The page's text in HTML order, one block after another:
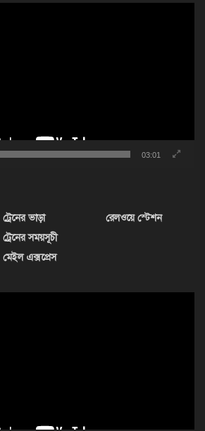
03:01
ট্রেনের ভাড়া
ট্রেনের সময়সূচী
মেইল এক্সপ্রেস
রেলওয়ে স্টেশন